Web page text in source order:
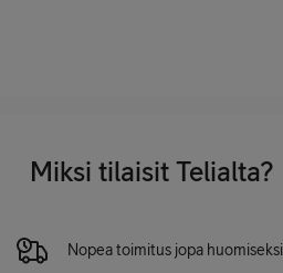
Miksi tilaisit Telialta?
Nopea toimitus jopa huomiseksi